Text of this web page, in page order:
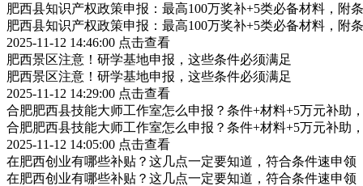
肥西县知识产权政策申报：最高100万奖补+5类必备材料，附
肥西县知识产权政策申报：最高100万奖补+5类必备材料，附
2025-11-12 14:46:00 点击查看
肥西景区注意！研学基地申报，这些条件必须满足
肥西景区注意！研学基地申报，这些条件必须满足
2025-11-12 14:29:00 点击查看
合肥肥西县技能大师工作室怎么申报？条件+材料+5万元补助
合肥肥西县技能大师工作室怎么申报？条件+材料+5万元补助
2025-11-12 14:05:00 点击查看
在肥西创业有哪些补贴？这几点一定要知道，符合条件速申领
在肥西创业有哪些补贴？这几点一定要知道，符合条件速申领